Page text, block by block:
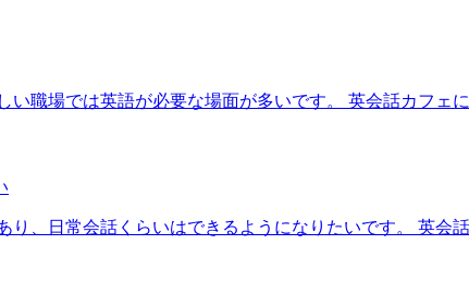
職場では英語が必要な場面が多いです。 英会話カフェ
、日常会話くらいはできるようになりたいです。 英会